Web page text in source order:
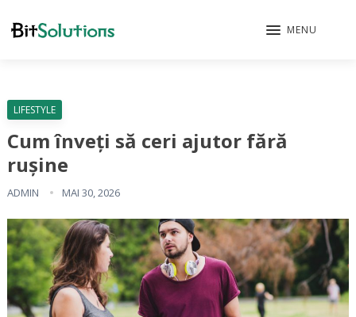
MENU
LIFESTYLE
Cum înveți să ceri ajutor fără
rușine
ADMIN MAI 30, 2026